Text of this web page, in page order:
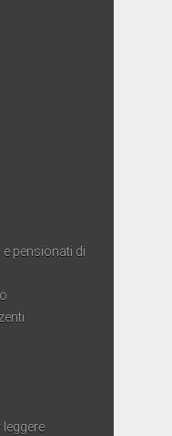
pensionati di
leggere